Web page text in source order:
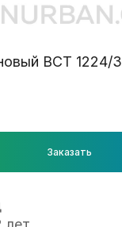
ВСТ 1224/3
Заказать